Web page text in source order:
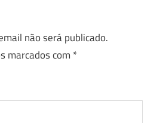
não será publicado.
marcados com *